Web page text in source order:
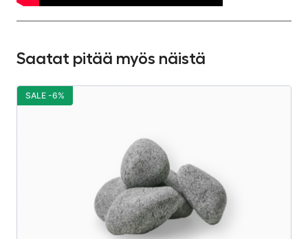
Saatat pitää myös näistä
SALE -6%